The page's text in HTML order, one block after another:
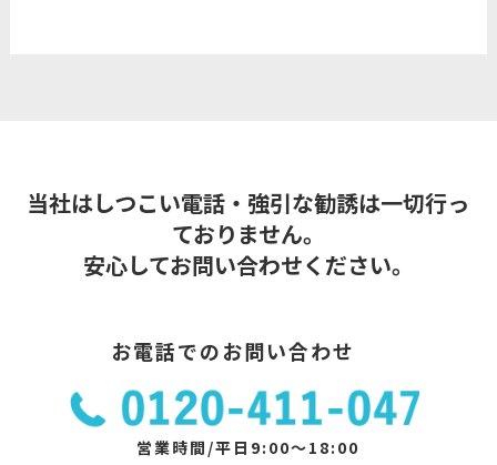
当社はしつこい電話・強引な勧誘は一切行っ
ておりません。
安心してお問い合わせください。
お電話でのお問い合わせ
営業時間/平日9:00～18:00